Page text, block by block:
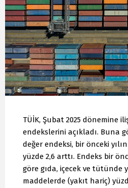
TÜİK, Şubat 2025 dönemine
endekslerini açıkladı. Buna
değer endeksi, bir önceki
yüzde 2,6 arttı. Endeks bir
göre gıda, içecek ve tütünde
maddelerde (yakıt hariç)